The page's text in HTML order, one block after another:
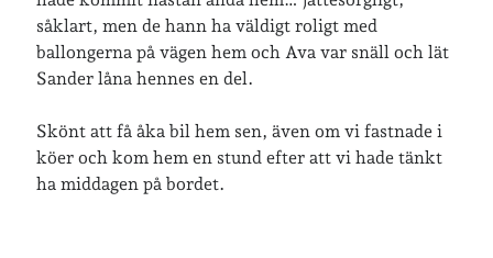
såklart, men de hann ha väldigt roligt med
ballongerna på vägen hem och Ava var snäll och lät
Sander låna hennes en del.
Skönt att få åka bil hem sen, även om vi fastnade i
köer och kom hem en stund efter att vi hade tänkt
ha middagen på bordet.